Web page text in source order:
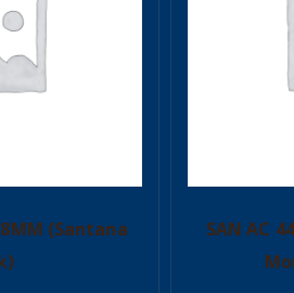
8MM (Santana
SAN AC